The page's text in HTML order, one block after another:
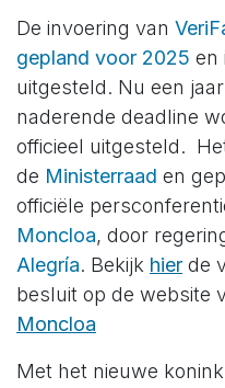
De invoering van
gepland voor 2025 en
uitgesteld. Nu een
naderende deadline
officieel uitgesteld.
de Ministerraad en
officiële
Moncloa, door
Alegría. Bekijk hier de
besluit op de website
Moncloa
Met het nieuwe